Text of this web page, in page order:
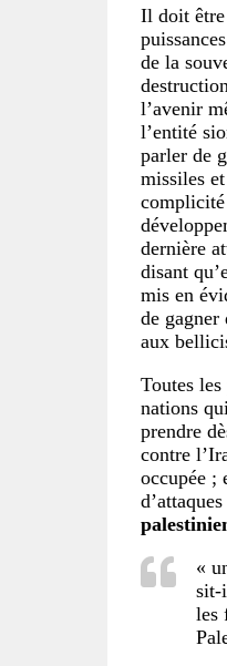
Il doit être
de la
l’avenir
l’entité
parler de
missiles
dernière
disant
mis en
de gagner
aux
Toutes
nations
prendre
contre
occupée ;
«
sit-
les